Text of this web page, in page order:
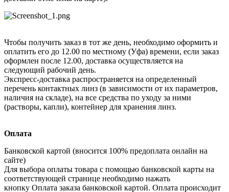
Чтобы получить заказ в тот же день, необходимо оформить и
оплатить его до 12.00 по местному (Уфа) времени, если заказ
оформлен после 12.00, доставка осуществляется на
следующий рабочий день.
Экспресс-доставка распространяется на определенный
перечень контактных линз (в зависимости от их параметров,
наличия на складе), на все средства по уходу за ними
(растворы, капли), контейнер для хранения линз.
Оплата
Банковской картой (вносится 100% предоплата онлайн на
сайте)
Для выбора оплаты товара с помощью банковской карты на
соответствующей странице необходимо нажать
кнопку Оплата заказа банковской картой. Оплата происходит